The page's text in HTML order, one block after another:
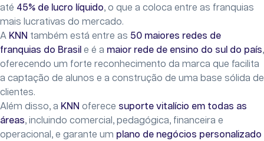
até 45% de lucro líquido, o que a coloca entre as franquias
mais lucrativas do mercado.
A KNN também está entre as 50 maiores redes de
franquias do Brasil e é a maior rede de ensino do sul do país,
oferecendo um forte reconhecimento da marca que facilita
a captação de alunos e a construção de uma base sólida de
clientes.
Além disso, a KNN oferece suporte vitalício em todas as
áreas, incluindo comercial, pedagógica, financeira e
operacional, e garante um plano de negócios personalizado